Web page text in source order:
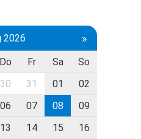
2026 »
Do Fr Sa
So
30 31 01
02
06 07 08
09
13 14 15
16